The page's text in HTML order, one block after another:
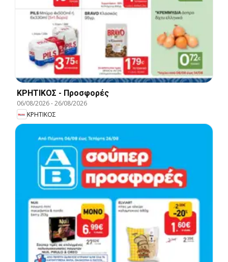
ΚΡΗΤΙΚΟΣ - Προσφορές
06/08/2026-26/08/2026
ΚΡΗΤΙΚΟΣ